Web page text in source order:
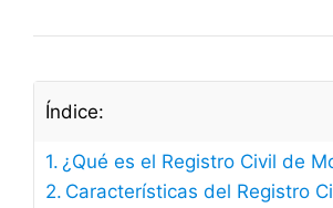
Índice:
¿Qué es el Registro Civil de
Características del Registro